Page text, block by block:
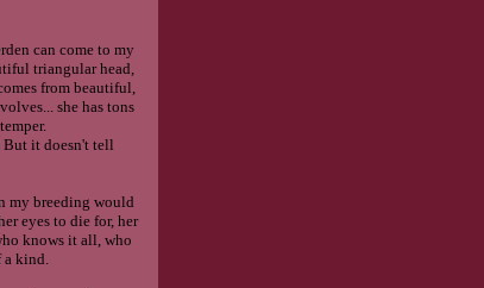
can come to my
triangular head,
from beautiful,
she has tons
But it doesn't tell
my breeding would
eyes to die for, her
knows it all, who
a kind.